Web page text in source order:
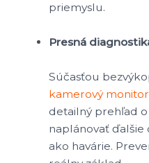
priemyslu.
Presná
Súčasťou
kamerový
detailný prehľad
naplánovať ďalšie
ako havárie.